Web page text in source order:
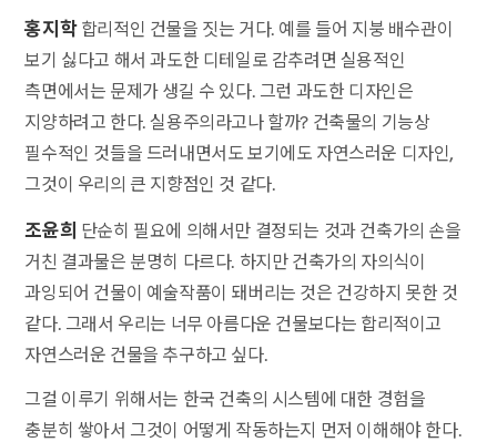
홍지학합리적인 건물을 짓는 거다. 예를 들어 지붕 배수관이
보기 싫다고 해서 과도한 디테일로 감추려면 실용적인
측면에서는 문제가 생길 수 있다. 그런 과도한 디자인은
지양하려고 한다. 실용주의라고나 할까? 건축물의 기능상
필수적인 것들을 드러내면서도 보기에도 자연스러운 디자인,
그것이 우리의 큰 지향점인 것 같다.
조윤희 단순히 필요에 의해서만 결정되는 것과 건축가의 손을
거친 결과물은 분명히 다르다. 하지만 건축가의 자의식이
과잉되어 건물이 예술작품이 돼버리는 것은 건강하지 못한 것
같다. 그래서 우리는 너무 아름다운 건물보다는 합리적이고
자연스러운 건물을 추구하고 싶다.
그걸 이루기 위해서는 한국 건축의 시스템에 대한 경험을
충분히 쌓아서 그것이 어떻게 작동하는지 먼저 이해해야 한다.